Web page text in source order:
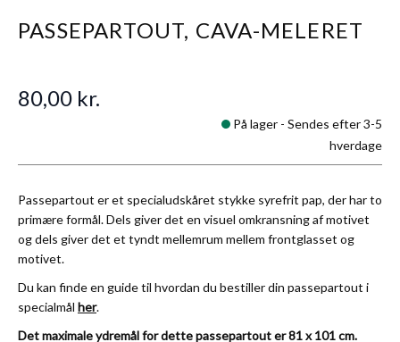
View larger image
View larger image
View larger image
PASSEPARTOUT, CAVA-MELERET
Passepartout er et specialudskåret stykke syrefrit pap, der har to
primære formål. Dels giver det en visuel omkransning af motivet
og dels giver det et tyndt mellemrum mellem frontglasset og
motivet.
Du kan finde en guide til hvordan du bestiller din passepartout i
specialmål her.
Det maximale ydremål for dette passepartout er 81 x 101 cm.
80,00 kr.
På lager - Sendes efter 3-5
hverdage